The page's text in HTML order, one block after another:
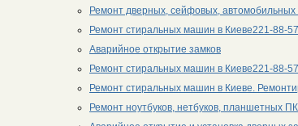
Ремонт дверных, сейфовых, автомобильных
Ремонт стиральных машин в Киеве221-88-57
Аварийное открытие замков
Ремонт стиральных машин в Киеве221-88-57
Ремонт стиральных машин в Киеве.
Ремонт ноутбуков, нетбуков, планшетных